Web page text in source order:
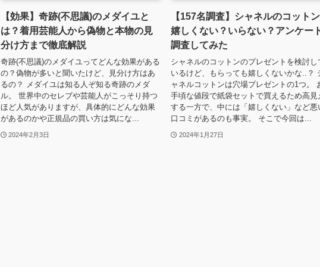
【効果】奇跡(不思議)のメダイユと
は？着用芸能人から偽物と本物の見
分け方まで徹底解説
奇跡(不思議)のメダイユってどんな効果がある
の？偽物が多いと聞いたけど、見分け方はあ
るの？ メダイユは知る人ぞ知る奇跡のメダ
ル。 世界中のセレブや芸能人がこっそり持つ
ほど人気がありますが、具体的にどんな効果
があるのかや正規品の買い方は気にな...
2024年2月3日
【157名調査】シャネルのコット
嬉しくない？いらない？アンケー
調査してみた
シャネルのコットンのプレゼントを検討し
いるけど、もらっても嬉しくないかな..？
ャネルコットンは穴場プレゼントの1つ。
手頃な値段で紙袋セットで買えるため高見
する一方で、中には「嬉しくない」など悪
口コミがあるのも事実。 そこで今回は...
2024年1月27日